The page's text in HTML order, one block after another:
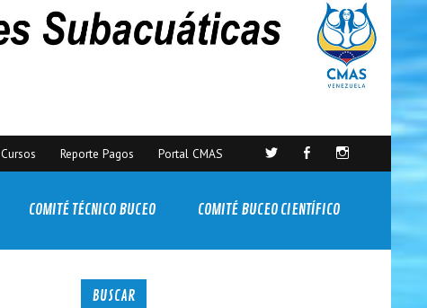
Cursos Reporte Pagos Portal CMAS
COMITÉ TÉCNICO BUCEO COMITÉ BUCEO CIENTÍFICO
BUSCAR